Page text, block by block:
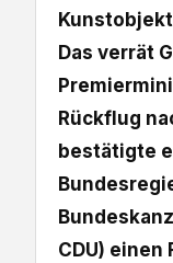
Das verrät
Rückflug
bestätigte
CDU) einen